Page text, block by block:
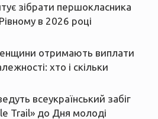
зібрати першокласника
в 2026 році
отримають виплати
хто і скільки
всеукраїнський забіг
Trail» до Дня молоді